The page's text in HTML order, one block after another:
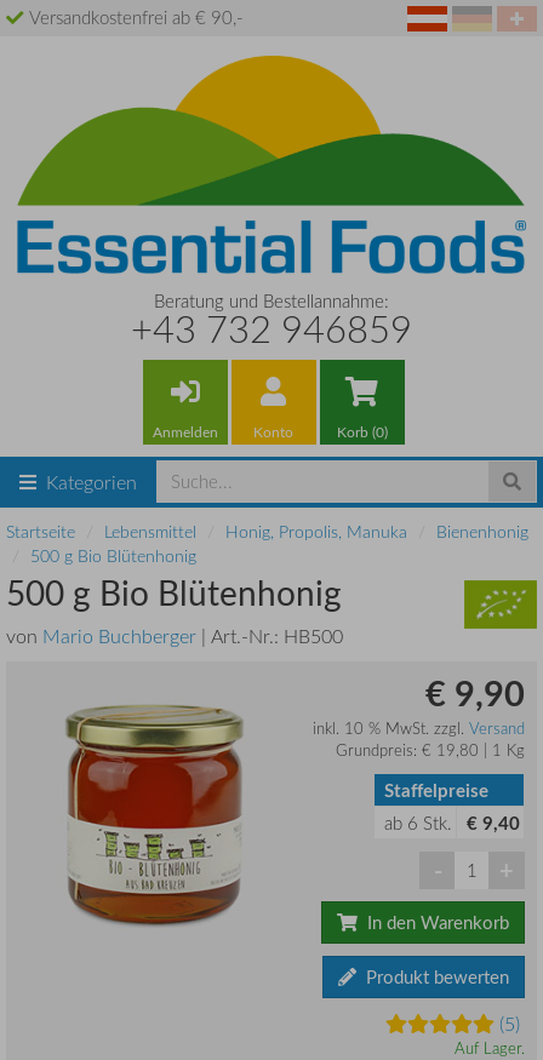
Versandkostenfrei ab € 90,-
Beratung und Bestellannahme:
+43 732 946859
Anmelden Konto Korb (0)
Kategorien
Startseite Lebensmittel Honig, Propolis, Manuka
Bienenhonig
500 g Bio Blütenhonig
500 g Bio Blütenhonig
von Mario Buchberger | Art.-Nr.: HB500
€ 9,90
inkl. 10 % MwSt. zzgl. Versand
Grundpreis: € 19,80 | 1 Kg
Staffelpreise
ab 6 Stk. € 9,40
- +
In den Warenkorb
Produkt bewerten
(5)
Auf Lager.